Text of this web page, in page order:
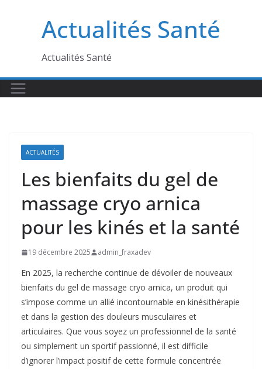
Actualités Santé
Actualités Santé
ACTUALITÉS
Les bienfaits du gel de
massage cryo arnica
pour les kinés et la santé
19 décembre 2025 admin_fraxadev
En 2025, la recherche continue de dévoiler de nouveaux
bienfaits du gel de massage cryo arnica, un produit qui
s’impose comme un allié incontournable en kinésithérapie
et dans la gestion des douleurs musculaires et
articulaires. Que vous soyez un professionnel de la santé
ou simplement un sportif passionné, il est difficile
d’ignorer l’impact positif de cette formule concentrée